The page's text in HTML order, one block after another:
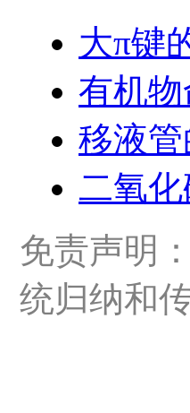
大π键
有机
移液
二氧
免责声明
统归纳和